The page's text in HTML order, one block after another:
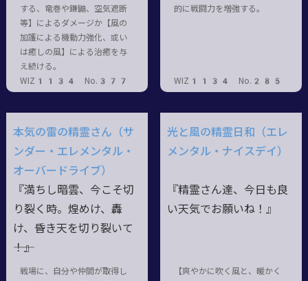
する、竜巻や鎌鼬、空気遮断
等】によるダメージか【風の
加護による機動力強化、或い
は癒しの風】による治癒を与
え続ける。
WIZ1134 No.377
的に戦闘力を増強する。
WIZ1134 No.285
本気の雷の精霊さん（サ
ンダー・エレメンタル・
オーバードライブ）
『満ちし暗雲、今こそ切
り裂く時。煌めけ、轟
け、昏き天を切り裂いて
――！』
戦場に、自分や仲間が取得し
光と風の精霊日和（エレ
メンタル・ナイスデイ）
『精霊さん達、今日も良
い天気でお願いね！』
【爽やかに吹く風と、暖かく